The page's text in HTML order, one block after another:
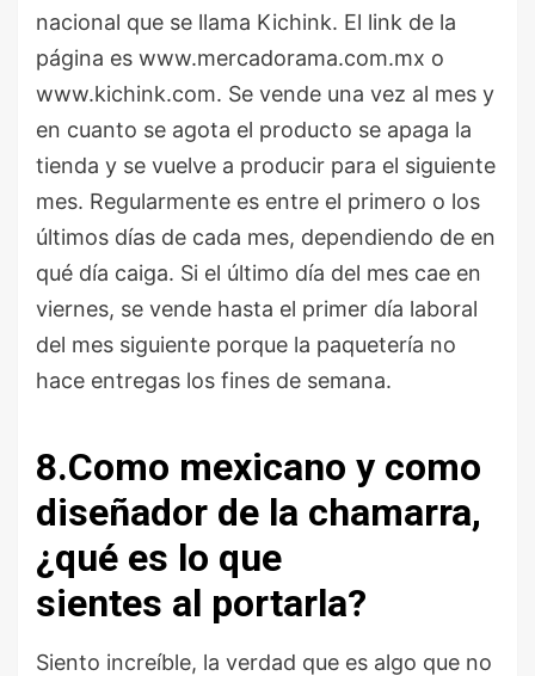
nacional que se llama Kichink. El link de la
página es www.mercadorama.com.mx o
www.kichink.com. Se vende una vez al mes y
en cuanto se agota el producto se apaga la
tienda y se vuelve a producir para el siguiente
mes. Regularmente es entre el primero o los
últimos días de cada mes, dependiendo de en
qué día caiga. Si el último día del mes cae en
viernes, se vende hasta el primer día laboral
del mes siguiente porque la paquetería no
hace entregas los fines de semana.
8.Como mexicano y como
diseñador de la chamarra,
¿qué es lo que
sientes al portarla?
Siento increíble, la verdad que es algo que no